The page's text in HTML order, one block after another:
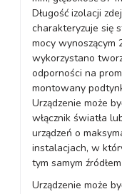
Długość izolacji
charakteryzuje się
mocy wynoszącym
wykorzystano
odporności na
montowany
Urządzenie może
włącznik światła
urządzeń o
instalacjach, w
tym samym
Urządzenie może